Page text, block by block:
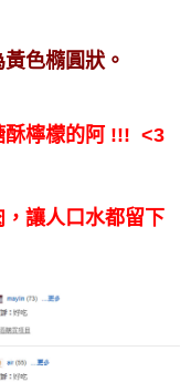
色橢圓狀。
酥檸檬的阿 !!! <3
讓人口水都留下